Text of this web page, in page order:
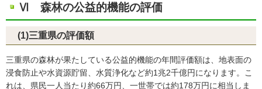
Ⅵ 森林の公益的機能の評価
(1)三重県の評価額
三重県の森林が果たしている公益的機能の年間評価額は、地表面の
浸食防止や水資源貯留、水質浄化など約1兆2千億円になります。こ
れは、県民一人当たり約66万円、一世帯では約178万円に相当しま